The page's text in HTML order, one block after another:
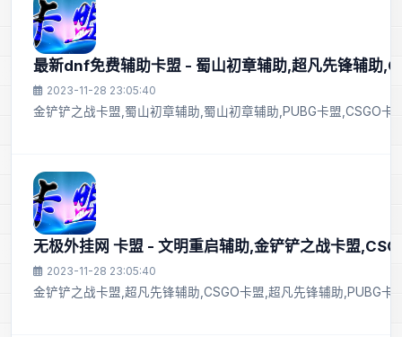
最新dnf免费辅助卡盟 - 蜀山初章辅助,超凡先锋辅助
2023-11-28 23:05:40
金铲铲之战卡盟,蜀山初章辅助,蜀山初章辅助,PUBG卡盟,CSGO
无极外挂网 卡盟 - 文明重启辅助,金铲铲之战卡盟
2023-11-28 23:05:40
金铲铲之战卡盟,超凡先锋辅助,CSGO卡盟,超凡先锋辅助,PUBG卡